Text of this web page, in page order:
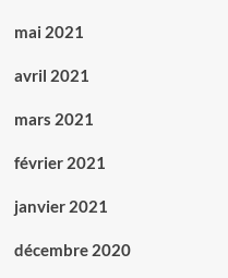
mai 2021
avril 2021
mars 2021
février 2021
janvier 2021
décembre 2020